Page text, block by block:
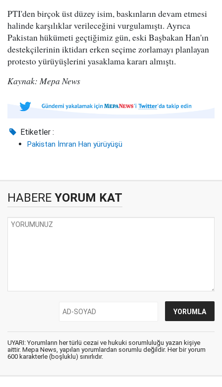
PTI'den birçok üst düzey isim, baskınların devam etmesi
halinde karşılıklar verileceğini vurgulamıştı. Ayrıca
Pakistan hükümeti geçtiğimiz gün, eski Başbakan Han'ın
destekçilerinin iktidarı erken seçime zorlamayı planlayan
protesto yürüyüşlerini yasaklama kararı almıştı.
Kaynak: Mepa News
Etiketler :
Pakistan İmran Han yürüyüşü
HABERE YORUM KAT
UYARI: Yorumların her türlü cezai ve hukuki sorumluluğu yazan kişiye
aittir. Mepa News, yapılan yorumlardan sorumlu değildir. Her bir yorum
600 karakterle (boşluklu) sınırlıdır.